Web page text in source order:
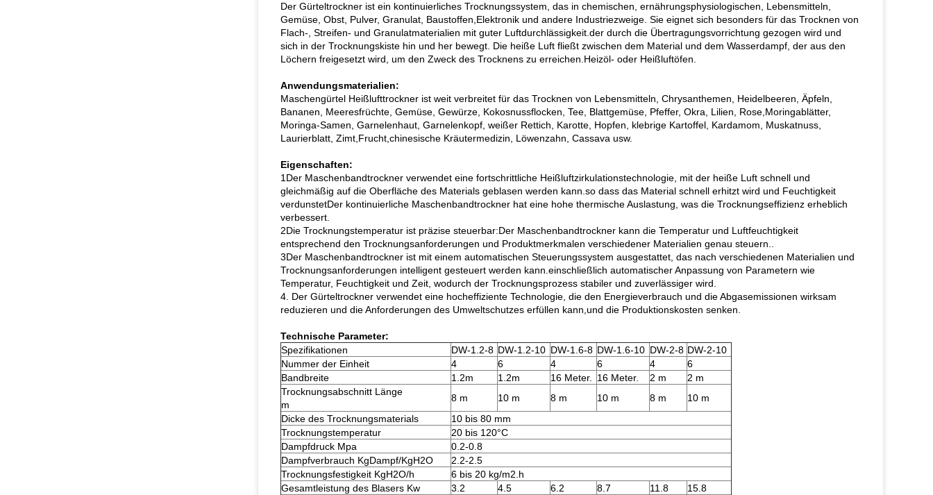
Der Gürteltrockner ist ein kontinuierliches Trocknungssystem, das in chemischen, ernährungsphysiologischen, Lebensmitteln,
Gemüse, Obst, Pulver, Granulat, Baustoffen,Elektronik und andere Industriezweige. Sie eignet sich besonders für das Trocknen von
Flach-, Streifen- und Granulatmaterialien mit guter Luftdurchlässigkeit.der durch die Übertragungsvorrichtung gezogen wird und
sich in der Trocknungskiste hin und her bewegt. Die heiße Luft fließt zwischen dem Material und dem Wasserdampf, der aus den
Löchern freigesetzt wird, um den Zweck des Trocknens zu erreichen.Heizöl- oder Heißluftöfen.
Anwendungsmaterialien:
Maschengürtel Heißlufttrockner ist weit verbreitet für das Trocknen von Lebensmitteln, Chrysanthemen, Heidelbeeren, Äpfeln,
Bananen, Meeresfrüchte, Gemüse, Gewürze, Kokosnussflocken, Tee, Blattgemüse, Pfeffer, Okra, Lilien, Rose,Moringablätter,
Moringa-Samen, Garnelenhaut, Garnelenkopf, weißer Rettich, Karotte, Hopfen, klebrige Kartoffel, Kardamom, Muskatnuss,
Laurierblatt, Zimt,Frucht,chinesische Kräutermedizin, Löwenzahn, Cassava usw.
Eigenschaften:
1Der Maschenbandtrockner verwendet eine fortschrittliche Heißluftzirkulationstechnologie, mit der heiße Luft schnell und
gleichmäßig auf die Oberfläche des Materials geblasen werden kann.so dass das Material schnell erhitzt wird und Feuchtigkeit
verdunstetDer kontinuierliche Maschenbandtrockner hat eine hohe thermische Auslastung, was die Trocknungseffizienz erheblich
verbessert.
2Die Trocknungstemperatur ist präzise steuerbar:Der Maschenbandtrockner kann die Temperatur und Luftfeuchtigkeit
entsprechend den Trocknungsanforderungen und Produktmerkmalen verschiedener Materialien genau steuern..
3Der Maschenbandtrockner ist mit einem automatischen Steuerungssystem ausgestattet, das nach verschiedenen Materialien und
Trocknungsanforderungen intelligent gesteuert werden kann.einschließlich automatischer Anpassung von Parametern wie
Temperatur, Feuchtigkeit und Zeit, wodurch der Trocknungsprozess stabiler und zuverlässiger wird.
4. Der Gürteltrockner verwendet eine hocheffiziente Technologie, die den Energieverbrauch und die Abgasemissionen wirksam
reduzieren und die Anforderungen des Umweltschutzes erfüllen kann,und die Produktionskosten senken.
Technische Parameter:
Spezifikationen
DW-1.2-8 DW-1.2-10 DW-1.6-8 DW-1.6-10 DW-2-8 DW-2-10
Nummer der Einheit
4 6 4 6 4
6
Bandbreite
1.2m 1.2m 16 Meter. 16 Meter. 2 m
2 m
Trocknungsabschnitt Länge
m
8 m 10 m 8 m 10 m 8 m
10 m
Dicke des Trocknungsmaterials
10 bis 80 mm
Trocknungstemperatur
20 bis 120°C
Dampfdruck Mpa
0.2-0.8
Dampfverbrauch KgDampf/KgH2O
2.2-2.5
Trocknungsfestigkeit KgH2O/h
6 bis 20 kg/m2.h
Gesamtleistung des Blasers Kw
3.2 4.5 6.2 8.7 11.8
15.8